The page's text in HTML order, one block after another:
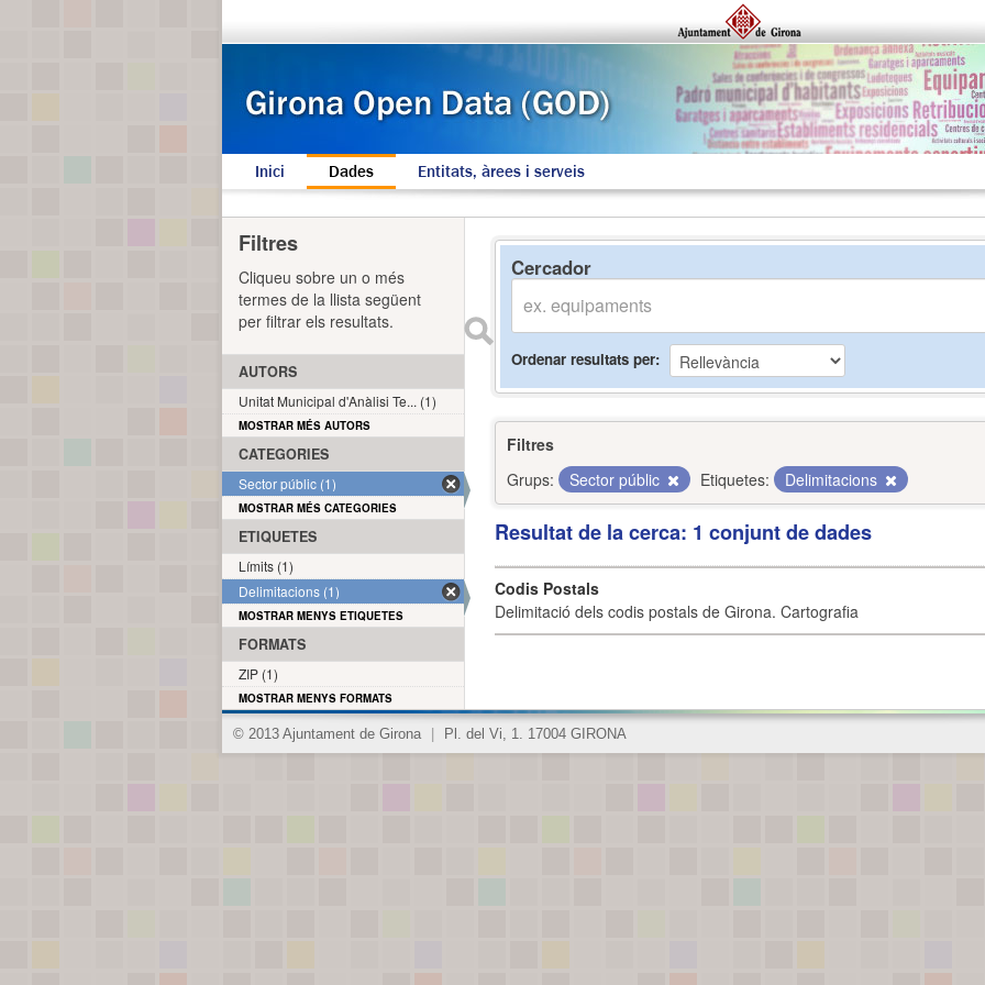
Inici Dades Entitats, àrees i serveis
Cercador
Ordenar resultats per
Filtres
Grups:
Sector públic Etiquetes: Delimitacions
Resultat de la cerca: 1 conjunt de dades
Codis Postals
Delimitació dels codis postals de Girona. Cartografia
Filtres
Cliqueu sobre un o més
termes de la llista següent
per filtrar els resultats.
AUTORS
Unitat Municipal d'Anàlisi Te... (1)
MOSTRAR MÉS AUTORS
CATEGORIES
Sector públic (1)
MOSTRAR MÉS CATEGORIES
ETIQUETES
Límits (1)
Delimitacions (1)
MOSTRAR MENYS ETIQUETES
FORMATS
ZIP (1)
MOSTRAR MENYS FORMATS
© 2013 Ajuntament de Girona Pl. del Vi, 1. 17004 GIRONA